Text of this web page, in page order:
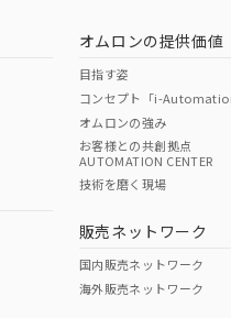
O
オムロンの提供価値
目指す姿
コンセプト「i-
オムロンの強み
お客様との共創拠点
AUTOMATION CENTER
技術を磨く現場
販売ネットワーク
国内販売ネットワーク
海外販売ネットワーク